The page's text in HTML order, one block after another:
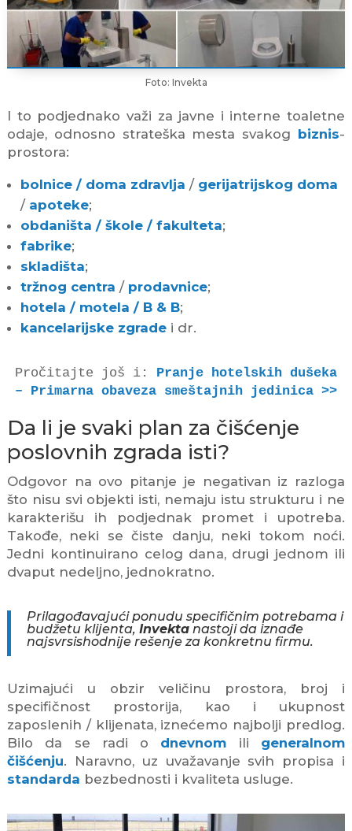
Foto: Invekta
I to podjednako važi za javne i interne toaletne
odaje, odnosno strateška mesta svakog biznis-
prostora:
bolnice / doma zdravlja / gerijatrijskog doma
/ apoteke;
obdaništa / škole / fakulteta;
fabrike;
skladišta;
tržnog centra / prodavnice;
hotela / motela / B & B;
kancelarijske zgradei dr.
Pročitajte još i: Pranje hotelskih dušeka
– Primarna obaveza smeštajnih jedinica >>
Da li je svaki plan za čišćenje
poslovnih zgrada isti?
Odgovor na ovo pitanje je negativan iz razloga
što nisu svi objekti isti, nemaju istu strukturu i ne
karakterišu ih podjednak promet i upotreba.
Takođe, neki se čiste danju, neki tokom noći.
Jedni kontinuirano celog dana, drugi jednom ili
dvaput nedeljno, jednokratno.
Prilagođavajući ponudu specifičnim potrebama i
budžetu klijenta, Invekta nastoji da iznađe
najsvrsishodnije rešenje za konkretnu firmu.
Uzimajući u obzir veličinu prostora, broj i
specifičnost prostorija, kao i ukupnost
zaposlenih / klijenata, iznećemo najbolji predlog.
Bilo da se radi o dnevnom ili generalnom
čišćenju. Naravno, uz uvažavanje svih propisa i
standarda bezbednosti i kvaliteta usluge.